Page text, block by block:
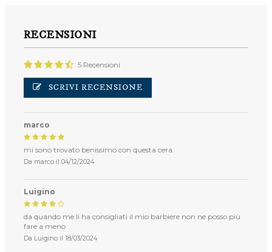
RECENSIONI
5 Recensioni
SCRIVI RECENSIONE
marco
mi sono trovato benissimo con questa cera.
Da marcoil 04/12/2024
Luigino
da quando me li ha consigliati il mio barbiere non ne posso più
fare a meno
Da Luiginoil 18/03/2024